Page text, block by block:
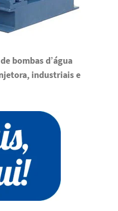
bombas d’água
industriais e